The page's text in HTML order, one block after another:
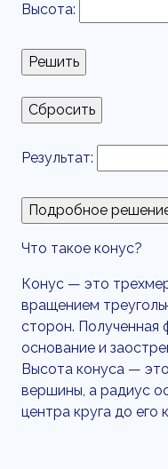
Высота:
Результат:
Что такое конус?
Конус — это
вращением
сторон. Полученная
основание и
Высота конуса —
вершины, а радиус
центра круга до его